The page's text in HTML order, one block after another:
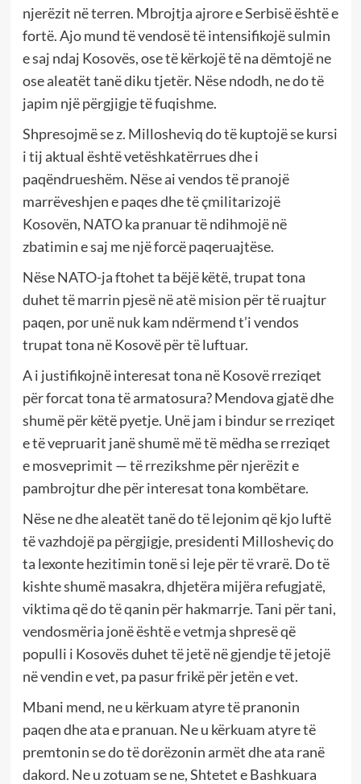
njerëzit në terren. Mbrojtja ajrore e Serbisë është e
fortë. Ajo mund të vendosë të intensifikojë sulmin
e saj ndaj Kosovës, ose të kërkojë të na dëmtojë ne
ose aleatët tanë diku tjetër. Nëse ndodh, ne do të
japim një përgjigje të fuqishme.
Shpresojmë se z. Millosheviq do të kuptojë se kursi
i tij aktual është vetëshkatërrues dhe i
paqëndrueshëm. Nëse ai vendos të pranojë
marrëveshjen e paqes dhe të çmilitarizojë
Kosovën, NATO ka pranuar të ndihmojë në
zbatimin e saj me një forcë paqeruajtëse.
Nëse NATO-ja ftohet ta bëjë këtë, trupat tona
duhet të marrin pjesë në atë mision për të ruajtur
paqen, por unë nuk kam ndërmend t’i vendos
trupat tona në Kosovë për të luftuar.
A i justifikojnë interesat tona në Kosovë rreziqet
për forcat tona të armatosura? Mendova gjatë dhe
shumë për këtë pyetje. Unë jam i bindur se rreziqet
e të vepruarit janë shumë më të mëdha se rreziqet
e mosveprimit — të rrezikshme për njerëzit e
pambrojtur dhe për interesat tona kombëtare.
Nëse ne dhe aleatët tanë do të lejonim që kjo luftë
të vazhdojë pa përgjigje, presidenti Millosheviç do
ta lexonte hezitimin tonë si leje për të vrarë. Do të
kishte shumë masakra, dhjetëra mijëra refugjatë,
viktima që do të qanin për hakmarrje. Tani për tani,
vendosmëria jonë është e vetmja shpresë që
populli i Kosovës duhet të jetë në gjendje të jetojë
në vendin e vet, pa pasur frikë për jetën e vet.
Mbani mend, ne u kërkuam atyre të pranonin
paqen dhe ata e pranuan. Ne u kërkuam atyre të
premtonin se do të dorëzonin armët dhe ata ranë
dakord. Ne u zotuam se ne, Shtetet e Bashkuara